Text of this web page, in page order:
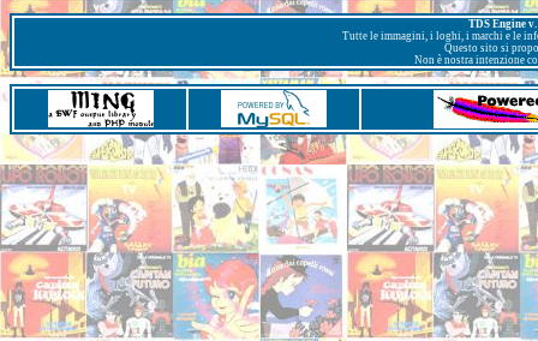
TDS Engine
Tutte le immagini, i loghi, i marchi e le
Questo sito si
Non è nostra intenzione